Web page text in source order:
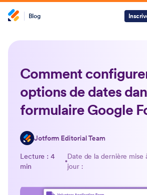
Blog
Comment
options de dates
formulaire Google
Jotform Editorial Team
Lecture : 4
min
Date de la dernière mise
jour :